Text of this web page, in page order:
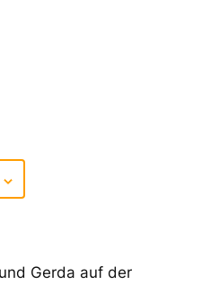
Gerda auf der